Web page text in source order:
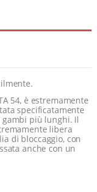
54, è estremamente
specificatamente
più lunghi. Il
libera
di bloccaggio, con
anche con un